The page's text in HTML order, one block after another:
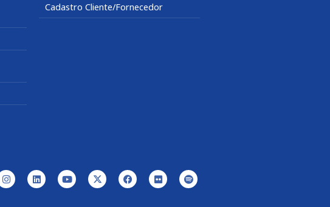
Cadastro Cliente/Fornecedor